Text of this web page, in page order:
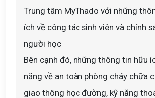
Trung tâm MyThado với những
ích về công tác sinh viên và chính
người học
Bên cạnh đó, những thông tin hữu
năng về an toàn phòng cháy chữa
giao thông học đường, kỹ năng